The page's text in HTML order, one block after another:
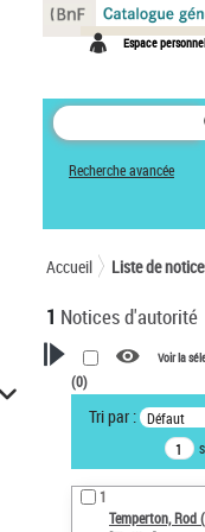
Espace personnel
Recherche avancée
Accueil Liste de
1 Notices d'autorité
VOTRE RECHERCHE
Recherche
notices d’autorité
Œuvres liées à
Temperton, Rod
Voir la
(0)
Tri par : Défaut
1
Temperton, Rod
Panneau de gestion des cookies